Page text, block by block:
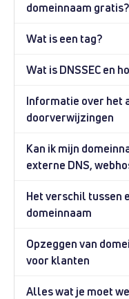
domeinnaam gratis?
Wat is een tag?
Wat is DNSSEC en
Informatie over het
doorverwijzingen
Kan ik mijn
externe DNS,
Het verschil tussen
domeinnaam
Opzeggen van
voor klanten
Alles wat je moet